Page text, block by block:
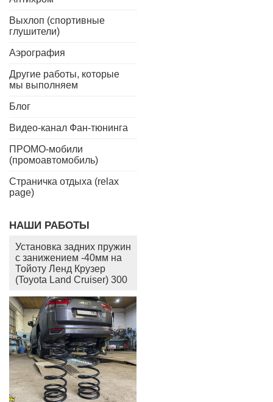
Выхлоп (спортивные
глушители)
Аэрография
Другие работы, которые
мы выполняем
Блог
Видео-канал Фан-тюнинга
ПРОМО-мобили
(промоавтомобиль)
Страничка отдыха (relax
page)
НАШИ РАБОТЫ
Установка задних пружин
с занижением -40мм на
Тойоту Ленд Крузер
(Toyota Land Cruiser) 300